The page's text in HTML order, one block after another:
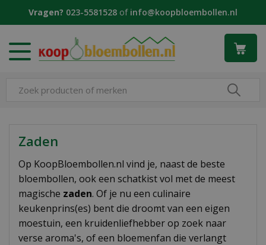
Vragen? 023-5581528 of info@koopbloembollen.nl
Zaden
Op KoopBloembollen.nl vind je, naast de beste
bloembollen, ook een schatkist vol met de meest
magische zaden. Of je nu een culinaire
keukenprins(es) bent die droomt van een eigen
moestuin, een kruidenliefhebber op zoek naar
verse aroma's, of een bloemenfan die verlangt